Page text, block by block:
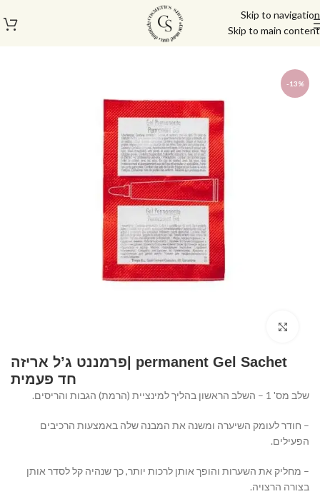
Skip to navigation
Skip to main content
-13%
permanent Gel Sachet |פרמננט ג’ל אריזה
חד פעמית
שלב מס' 1 – השלב הראשון בהליך למינציית (הרמת) הגבות והריסים.
– חודר לעומק השיערה ומשנה את המבנה שלה באמצעות הרכיבים
הפעילים.
– מחליק את השערות והופך אותן לרכות יותר, כך שנהיה קל לסדר אותן
בצורה הרצויה.